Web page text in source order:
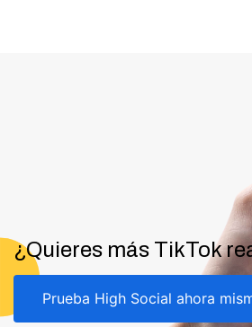
¿Quieres más TikTok
Prueba High Social ahora